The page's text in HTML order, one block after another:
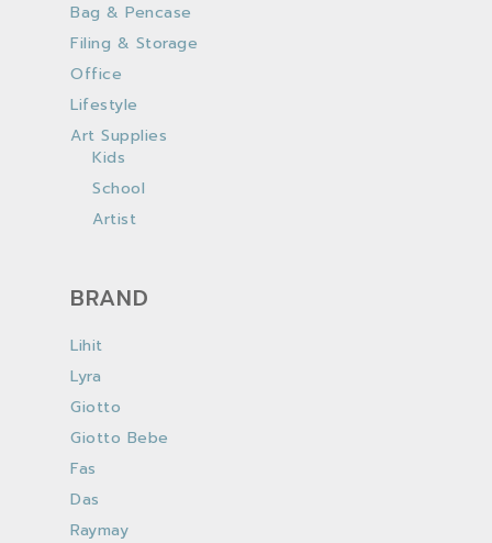
Bag & Pencase
Filing & Storage
Office
Lifestyle
Art Supplies
Kids
School
Artist
BRAND
Lihit
Lyra
Giotto
Giotto Bebe
Fas
Das
Raymay